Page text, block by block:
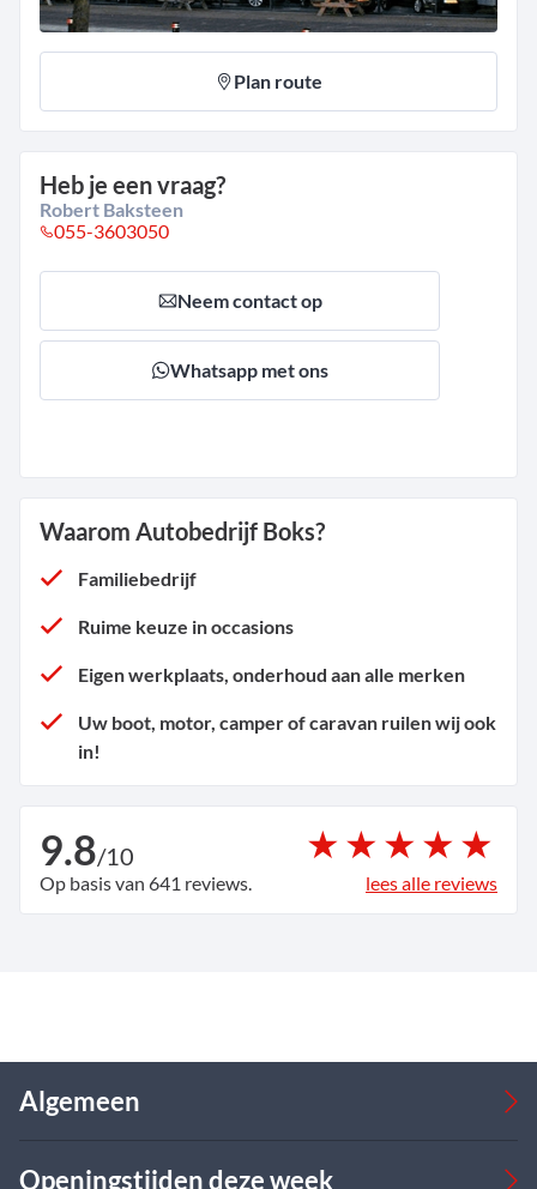
Plan route
Heb je een vraag?
Robert Baksteen
055-3603050
Neem contact op
Whatsapp met ons
Waarom Autobedrijf Boks?
Familiebedrijf
Ruime keuze in occasions
Eigen werkplaats, onderhoud aan alle merken
Uw boot, motor, camper of caravan ruilen wij ook
in!
9.8/10
Op basis van 641 reviews. lees alle reviews
Algemeen
Openingstijden deze week